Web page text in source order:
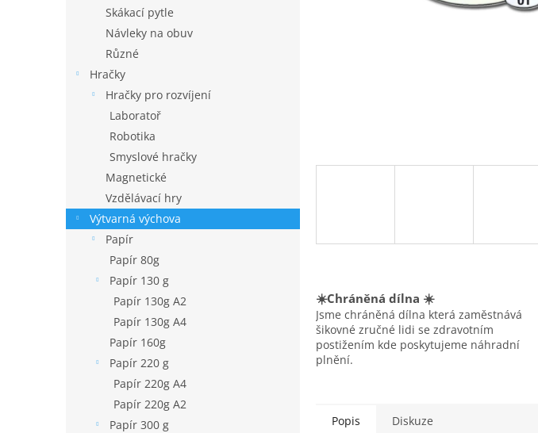
Skákací pytle
Návleky na obuv
Různé
Hračky
Hračky pro rozvíjení
Laboratoř
Robotika
Smyslové hračky
Magnetické
Vzdělávací hry
Výtvarná výchova
Papír
Papír 80g
Papír 130 g
Papír 130g A2
Papír 130g A4
Papír 160g
Papír 220 g
Papír 220g A4
Papír 220g A2
Papír 300 g
☀️Chráněná dílna ☀️
Jsme chráněná dílna která zaměstnává
šikovné zručné lidi se zdravotním
postižením kde poskytujeme náhradní
plnění.
Popis Diskuze